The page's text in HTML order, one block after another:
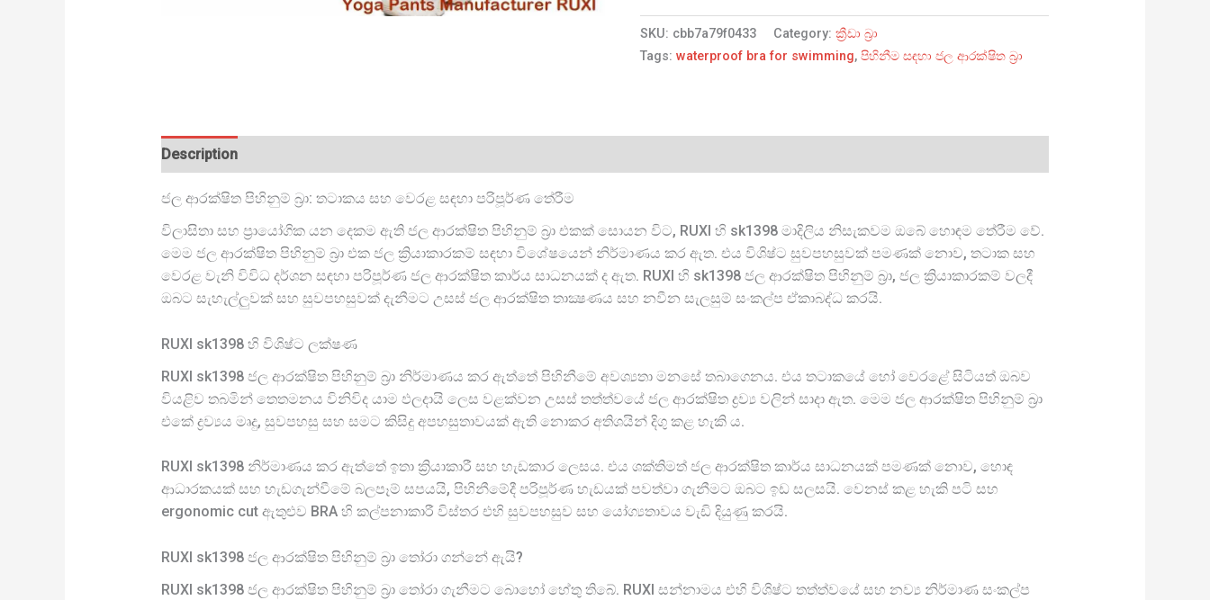
SKU: cbb7a79f0433 Category:ක්‍රීඩා බ්‍රා
Tags:waterproof bra for swimming,පිහිනීම සඳහා ජල ආරක්ෂිත බ්‍රා
Description
ජල ආරක්ෂිත පිහිනුම් බ්‍රා: තටාකය සහ වෙරළ සඳහා පරිපූර්ණ තේරීම
විලාසිතා සහ ප්‍රායෝගික යන දෙකම ඇති ජල ආරක්ෂිත පිහිනුම් බ්‍රා එකක් සොයන විට, RUXI හි sk1398 මාදිලිය නිසැකවම ඔබේ හොඳම තේරීම වේ.
මෙම ජල ආරක්ෂිත පිහිනුම් බ්‍රා එක ජල ක්‍රියාකාරකම් සඳහා විශේෂයෙන් නිර්මාණය කර ඇත. එය විශිෂ්ට සුවපහසුවක් පමණක් නොව, තටාක සහ
වෙරළ වැනි විවිධ දර්ශන සඳහා පරිපූර්ණ ජල ආරක්ෂිත කාර්ය සාධනයක් ද ඇත. RUXI හි sk1398 ජල ආරක්ෂිත පිහිනුම් බ්‍රා, ජල ක්‍රියාකාරකම් වලදී
ඔබට සැහැල්ලුවක් සහ සුවපහසුවක් දැනීමට උසස් ජල ආරක්ෂිත තාක්‍ෂණය සහ නවීන සැලසුම් සංකල්ප ඒකාබද්ධ කරයි.
RUXI sk1398 හි විශිෂ්ට ලක්ෂණ
RUXI sk1398 ජල ආරක්ෂිත පිහිනුම් බ්‍රා නිර්මාණය කර ඇත්තේ පිහිනීමේ අවශ්‍යතා මනසේ තබාගෙනය. එය තටාකයේ හෝ වෙරළේ සිටියත් ඔබව
වියළිව තබමින් තෙතමනය විනිවිද යාම ඵලදායි ලෙස වළක්වන උසස් තත්ත්වයේ ජල ආරක්ෂිත ද්‍රව්‍ය වලින් සාදා ඇත. මෙම ජල ආරක්ෂිත පිහිනුම් බ්‍රා
එකේ ද්‍රව්‍යය මෘදු, සුවපහසු සහ සමට කිසිදු අපහසුතාවයක් ඇති නොකර අතිශයින් දිගු කළ හැකි ය.
RUXI sk1398 නිර්මාණය කර ඇත්තේ ඉතා ක්‍රියාකාරී සහ හැඩකාර ලෙසය. එය ශක්තිමත් ජල ආරක්ෂිත කාර්ය සාධනයක් පමණක් නොව, හොඳ
ආධාරකයක් සහ හැඩගැන්වීමේ බලපෑම් සපයයි, පිහිනීමේදී පරිපූර්ණ හැඩයක් පවත්වා ගැනීමට ඔබට ඉඩ සලසයි. වෙනස් කළ හැකි පටි සහ
ergonomic cut ඇතුළුව BRA හි කල්පනාකාරී විස්තර එහි සුවපහසුව සහ යෝග්‍යතාවය වැඩි දියුණු කරයි.
RUXI sk1398 ජල ආරක්ෂිත පිහිනුම් බ්‍රා තෝරා ගන්නේ ඇයි?
RUXI sk1398 ජල ආරක්ෂිත පිහිනුම් බ්‍රා තෝරා ගැනීමට බොහෝ හේතු තිබේ. RUXI සන්නාමය එහි විශිෂ්ට තත්ත්වයේ සහ නව්‍ය නිර්මාණ සංකල්ප